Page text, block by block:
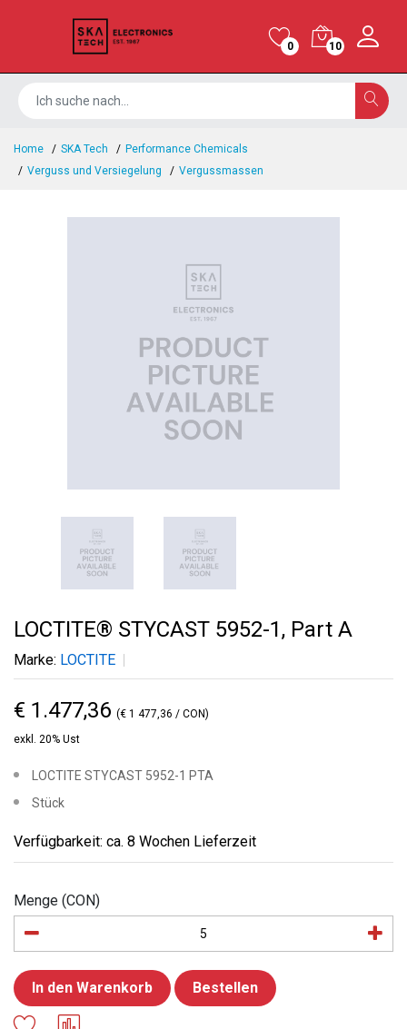
0 10
Home SKA Tech
Performance Chemicals
Verguss und Versiegelung
Vergussmassen
LOCTITE® STYCAST 5952-1, Part A
Marke: LOCTITE
€ 1.477,36 (€ 1 477,36 / CON)
exkl. 20% Ust
LOCTITE STYCAST 5952-1 PTA
Stück
Verfügbarkeit: ca. 8 Wochen Lieferzeit
Menge (CON)
In den Warenkorb Bestellen